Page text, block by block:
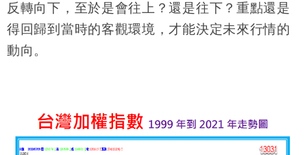
反轉向下，至於是會往上？還是往下？重點還是
得回歸到當時的客觀環境，才能決定未來行情的
動向。